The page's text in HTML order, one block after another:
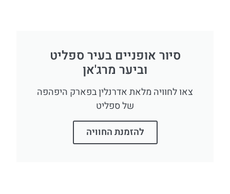
סיור אופניים בעיר ספליט
וביער מרג'אן
צאו לחוויה מלאת אדרנלין בפארק היפהפה
של ספליט
להזמנת החוויה